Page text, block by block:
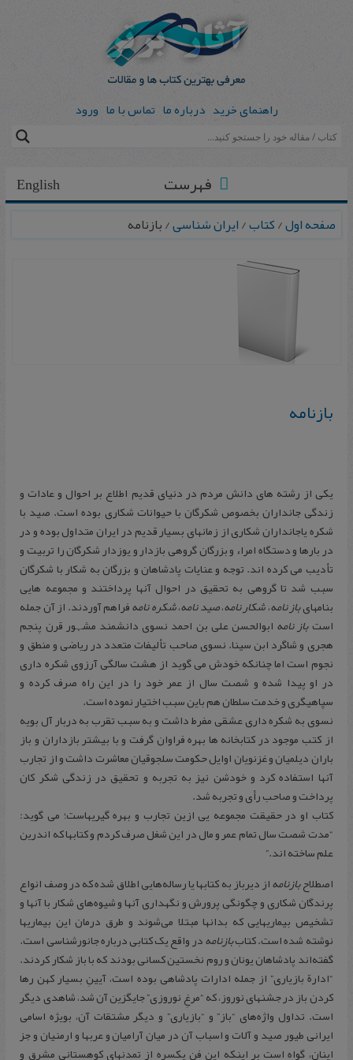
راهنمای خرید درباره ما تماس با ما ورود
English فهرست
صفحه اول/کتاب/ایران شناسی/ ب‍ازن‍ام‍ه‌
ب‍ازن‍ام‍ه‌
یکی از رشته های دانش مردم در دنیای قدیم اطلاع بر احوال و عادات و
زندگی جانداران بخصوص شکرگان با حیوانات شکاری بوده است. صید با
شکره یاجانداران شکاری از زمانهای بسیار قدیم در ایران متداول بوده و در
در بارها و دستگاه امراء و بزرگان گروهی بازدار و یوزدار شکرگان را تربیت و
تأدیب می کرده اند. توجه و عنایات پادشاهان و بزرگان به شکار با شکرگان
سبب شد تا گروهی به تحقیق در احوال آنها پرداختند و مجموعه هایی
بنامهایباز نامه،شکار نامه،صید نامه،شکره نامهفراهم آوردند. از آن جمله
استباز نامه ابوالحسن علی بن احمد نسوی دانشمند مشہور قرن پنجم
هجری و شاگرد ابن سینا. نسوی صاحب تألیفات متعدد در ریاضی و منطق و
نجوم است اما چنانکه خودش می گوید از هشت سالگی آرزوی شکره داری
در او پیدا شده و شصت سال از عمر خود را در این راه صرف کرده و
سپاهیگری و خدمت سلطان هم باین سبب اختیار نموده است.
نسوی به شکره داری عشقی مفرط داشت و به سبب تقرب به دربار آل بویه
از کتب موجود در کتابخانه ها بهره فراوان گرفت و با بیشتر بازداران و باز
باران دیلمیان و غزنویان اوایل حکومت سلجوقیان معاشرت داشت و از تجارب
آنها استفاده کرد و خودشن نیز به تجربه و تحقیق در زندگی شکر کان
پرداخت و صاحب رأی و تجربه شد.
کتاب او در حقیقت مجموعه یی ازین تجارب و بهره گیریهاست؛ می گوید:
“مدت شصت سال تمام عمر و مال در این شغل صرف کردم و کتابها که اندرین
علم ساخته اند.”
اصطلاح‌بازنامه‌از دیرباز به‌ کتابها یا رساله‌هایی‌ اطلاق‌ شده‌ که‌ در وصف‌ انواع‌
پرندگان‌ شکاری‌ و چگونگی‌ پرورش‌ و نگهداری‌ آنها و شیوه‌های‌ شکار با آنها و
تشخیص‌ بیماریهایی‌ که‌ بدانها مبتلا می‌شوند و طرق‌ درمان‌ این‌ بیماریها
نوشته‌ شده‌ است‌. کتاببازنامهدر واقع یک کتابی درباره جانورشناسی است.
گفته‌اند پادشاهان‌ یونان‌ و روم‌ نخستین‌ کسانی‌ بودند که‌ با باز شکار کردند.
“ادارة‌ بازیاری‌” از جمله‌ ادارات‌ پادشاهی‌ بوده‌ است‌، آیینِ بسیار کهن‌ رها
کردن‌ باز در جشنهای‌ نوروز، که‌ “مرغِ نوروزی‌” جایگزین‌ آن‌ شد، شاهدی‌ دیگر
است‌. تداول‌ واژه‌های‌ “باز” و “بازیاری‌” و دیگر مشتقات‌ آن‌، بویژه‌ اسامی‌
ایرانی‌ طیور صید و آلات‌ و اسباب‌ آن‌ در میان‌ آرامیان‌ و عربها و ارمنیان‌ و جز
اینان‌، گواه‌ است‌ بر اینکه‌ این‌ فن‌ یکسره‌ از تمدنهای‌ کوهستانی‌ مشرق‌ و